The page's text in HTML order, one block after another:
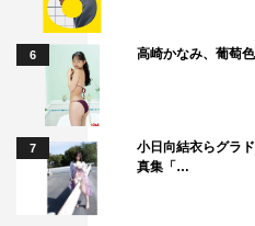
『アンメット ある脳外科医の日記
医療ドラマには久しぶりの出
長役をうまく演じることがで
6 高崎かなみ、葡萄
7
小日向結衣らグラ
真集「…